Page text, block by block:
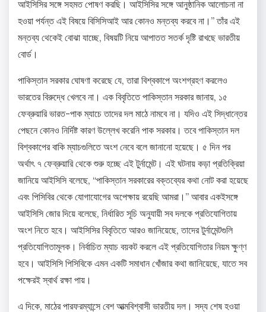
আইসিসির সঙ্গে সহমত পোষণ করছি। আইসিসির সঙ্গে আনুষ্ঠানিক আলোচনা না
হওয়া পর্যন্ত এই বিষয়ে বিসিসিআই আর কোনও মন্তব্য করবে না।” তাঁর এই
মন্তব্য থেকেই বোঝা যাচ্ছে, বিষয়টি নিয়ে আপাতত সতর্ক দৃষ্টি রাখছে ভারতীয়
বোর্ড।
পাকিস্তান সরকার ঘোষণা করেছে যে, তারা বিশ্বকাপে অংশগ্রহণ করলেও
ভারতের বিরুদ্ধে খেলবে না। এক বিবৃতিতে পাকিস্তান সরকার জানায়, ১৫
ফেব্রুয়ারি ভারত-পাক ম্যাচে তাদের দল মাঠে নামবে না। যদিও এই সিদ্ধান্তের
পেছনে কোনও নির্দিষ্ট কারণ উল্লেখ করেনি পাক সরকার। তবে পাকিস্তান দল
বিশ্বকাপের বাকি ম্যাচগুলিতে অংশ নেবে বলে জানানো হয়েছে। ৫ দিন পর
অর্থাৎ ৭ ফেব্রুয়ারি থেকে শুরু হচ্ছে এই টুর্নামেন্ট। এই ঘটনায় কড়া প্রতিক্রিয়া
জানিয়ে আইসিসি বলেছে, “পাকিস্তান সরকারের বক্তব্যের কথা নোট করা হয়েছে
এবং পিসিবির থেকে যোগাযোগের অপেক্ষায় রয়েছি আমরা।” আবার একইসঙ্গে
আইসিসি জোর দিয়ে বলেছে, নির্ধারিত সূচি অনুযায়ী সব দলকে প্রতিযোগিতায়
অংশ নিতে হবে। আইসিসির বিবৃতিতে আরও জানিয়েছে, তাদের টুর্নামেন্টগুলি
প্রতিযোগিতামূলক। নির্বাচিত ম্যাচ বয়কট করলে এই প্রতিযোগিতার নিয়ম ক্ষুণ্ণ
হবে। আইসিসি পিসিবিকে এমন একটি সমাধান খোঁজার কথা জানিয়েছে, যাতে সব
পক্ষেরই স্বার্থ রক্ষা পায়।
এ দিকে, মাঠের পারফরম্যান্সে বেশ আত্মবিশ্বাসী ভারতীয় দল। সদ্য শেষ হওয়া